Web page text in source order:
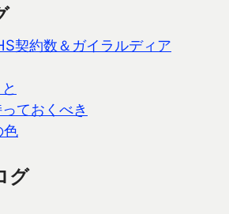
契約数＆ガイラルディア
ておくべき
色
グ